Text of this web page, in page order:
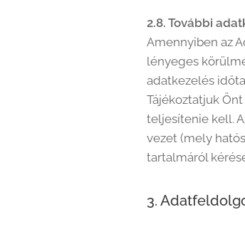
2.8. További
Amennyiben az
lényeges
adatkezelés
Tájékoztatjuk
teljesítenie kell.
vezet (mely
tartalmáról
3.